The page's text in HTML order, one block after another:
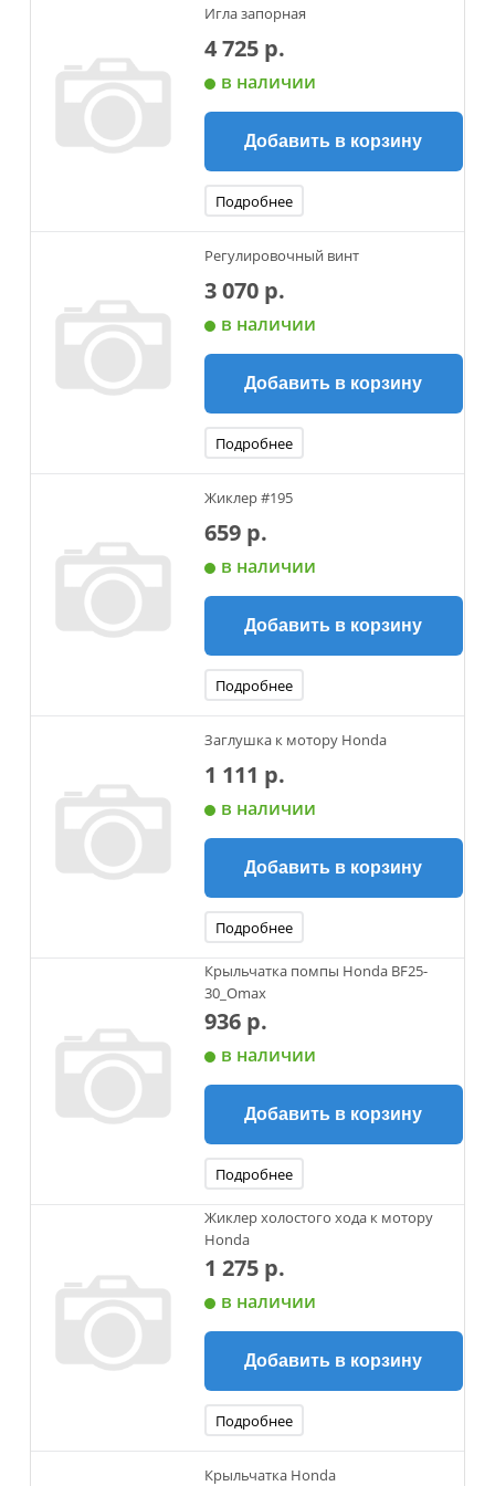
Игла запорная
4 725 р.
в наличии
Добавить в корзину
Подробнее
Регулировочный винт
3 070 р.
в наличии
Добавить в корзину
Подробнее
Жиклер #195
659 р.
в наличии
Добавить в корзину
Подробнее
Заглушка к мотору Honda
1 111 р.
в наличии
Добавить в корзину
Подробнее
Крыльчатка помпы Honda BF25-
30_Omax
936 р.
в наличии
Добавить в корзину
Подробнее
Жиклер холостого хода к мотору
Honda
1 275 р.
в наличии
Добавить в корзину
Подробнее
Крыльчатка Honda